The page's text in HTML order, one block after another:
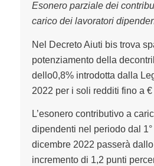
Esonero parziale dei
carico dei lavoratori
Nel Decreto Aiuti bis trova
potenziamento della
dello0,8% introdotta dalla
2022 per i soli redditi fino a €
L’esonero contributivo a
dipendenti nel periodo dal
dicembre 2022 passerà
incremento di 1,2 punti